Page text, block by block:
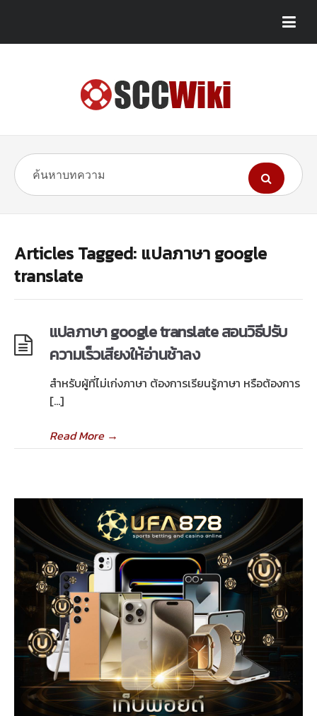
Articles Tagged: แปลภาษา google
translate
แปลภาษา google translate สอนวิธีปรับ
ความเร็วเสียงให้อ่านช้าลง
สำหรับผู้ที่ไม่เก่งภาษา ต้องการเรียนรู้ภาษา หรือต้องการ
[…]
Read More→